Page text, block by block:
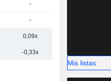
-
-
0,09x
-0,33x
Mis listas